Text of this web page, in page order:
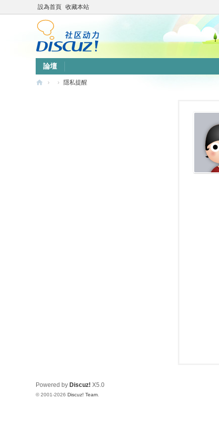
設為首頁 收藏本站
論壇
› › 隱私提醒
Powered by Discuz! X5.0
© 2001-2026 Discuz! Team